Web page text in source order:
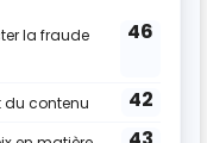
du traitement :
au capital
de SIRET 830 304
Avenue Artistide
Cap-Martin